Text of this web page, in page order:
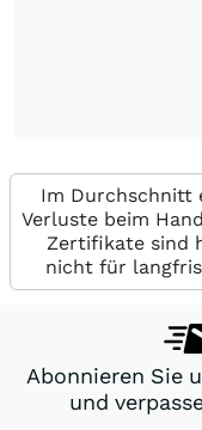
Im Durchschnitt
Verluste beim
Zertifikate sind
nicht für
Abonnieren Sie
und